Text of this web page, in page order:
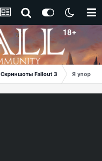
Скриншоты Fallout 3 Я